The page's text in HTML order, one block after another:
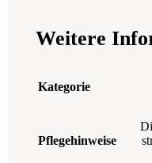
Weitere
Kategorie
Pflegehinweise